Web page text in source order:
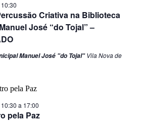
Criativa na Biblioteca
José “do Tojal” –
Manuel José "do Tojal"Vila Nova de
pela Paz
a 17:00